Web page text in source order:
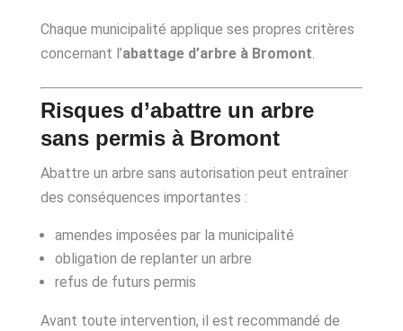
Chaque municipalité applique ses propres critères
concernant l’abattage d’arbre à Bromont.
Risques d’abattre un arbre
sans permis à Bromont
Abattre un arbre sans autorisation peut entraîner
des conséquences importantes :
amendes imposées par la municipalité
obligation de replanter un arbre
refus de futurs permis
Avant toute intervention, il est recommandé de